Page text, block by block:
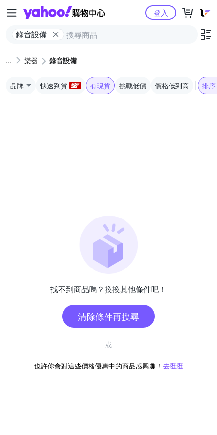
Yahoo購物中心
錄音設備
登入
樂器 錄音設備
品牌 快速到貨 有現貨 挑戰低價 價格低到高 排序
找不到商品嗎？換換其他條件吧！
清除條件再搜尋
或
也許你會對這些價格優惠中的商品感興趣！ 去逛逛